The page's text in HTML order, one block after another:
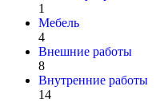
1
Мебель
4
Внешние работы
8
Внутренние работы
14